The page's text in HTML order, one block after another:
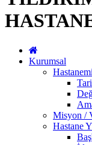
Kurumsal
Misyon /
Hastane